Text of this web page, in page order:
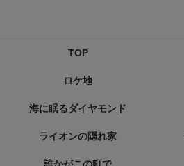
TOP
ロケ地
海に眠るダイヤモンド
ライオンの隠れ家